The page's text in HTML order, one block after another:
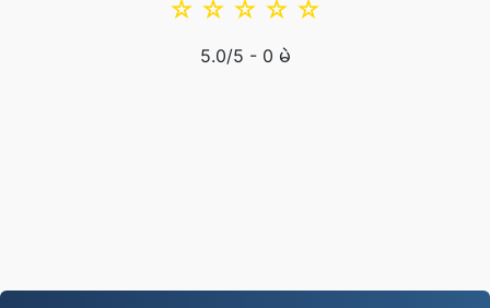
☆
☆
☆
☆
☆
5.0/5 - 0 မဲ